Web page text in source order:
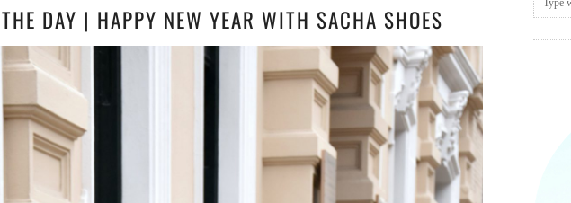
DAY | HAPPY NEW YEAR WITH SACHA SHOES